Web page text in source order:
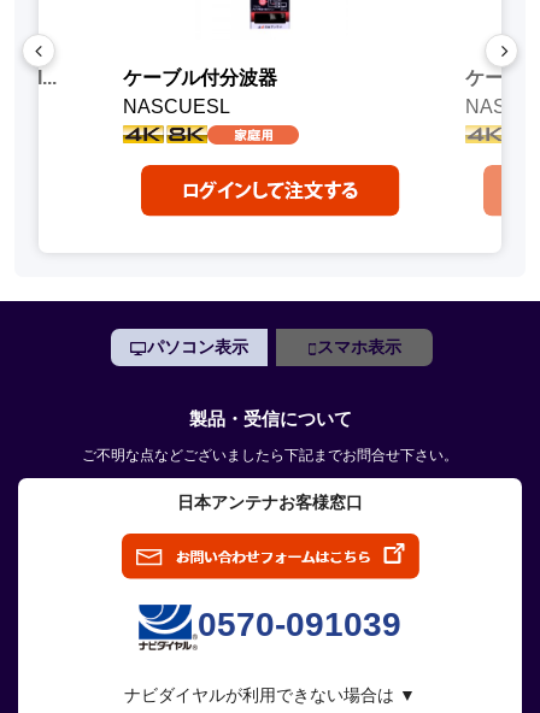
ケーブル付分波器
NASCUESL
ケーブ
パソコン表示 スマホ表示
製品・受信について
ご不明な点などございましたら下記までお問合せ下さい。
日本アンテナお客様窓口
0570-091039
ナビダイヤルが利用できない場合は ▼